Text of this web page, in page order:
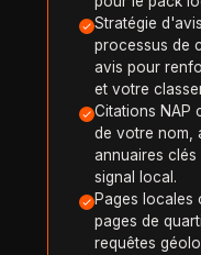
Stratégie
processus de
avis pour
et votre
Citations NAP
de votre nom,
annuaires
signal local.
Pages locales
pages de
requêtes